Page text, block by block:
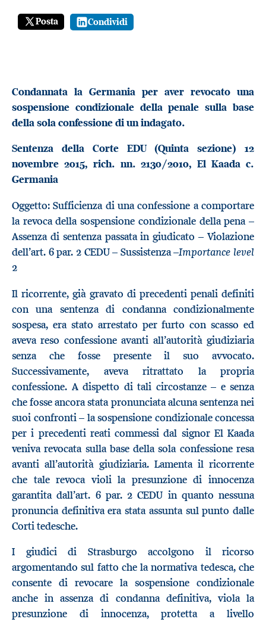
Posta Condividi
Condannata la Germania per aver revocato una
sospensione condizionale della penale sulla base
della sola confessione di un indagato.
Sentenza della Corte EDU (Quinta sezione) 12
novembre 2015, rich. nn.2130/2010,El Kaada c.
Germania
Oggetto: Sufficienza di una confessione a comportare
la revoca della sospensione condizionale della pena –
Assenza di sentenza passata in giudicato – Violazione
dell’art. 6 par. 2 CEDU – Sussistenza –Importance level
2
Il ricorrente, già gravato di precedenti penali definiti
con una sentenza di condanna condizionalmente
sospesa, era stato arrestato per furto con scasso ed
aveva reso confessione avanti all’autorità giudiziaria
senza che fosse presente il suo avvocato.
Successivamente, aveva ritrattato la propria
confessione. A dispetto di tali circostanze – e senza
che fosse ancora stata pronunciata alcuna sentenza nei
suoi confronti – la sospensione condizionale concessa
per i precedenti reati commessi dal signor El Kaada
veniva revocata sulla base della sola confessione resa
avanti all’autorità giudiziaria. Lamenta il ricorrente
che tale revoca violi la presunzione di innocenza
garantita dall’art. 6 par. 2 CEDU in quanto nessuna
pronuncia definitiva era stata assunta sul punto dalle
Corti tedesche.
I giudici di Strasburgo accolgono il ricorso
argomentando sul fatto che la normativa tedesca, che
consente di revocare la sospensione condizionale
anche in assenza di condanna definitiva, viola la
presunzione di innocenza, protetta a livello